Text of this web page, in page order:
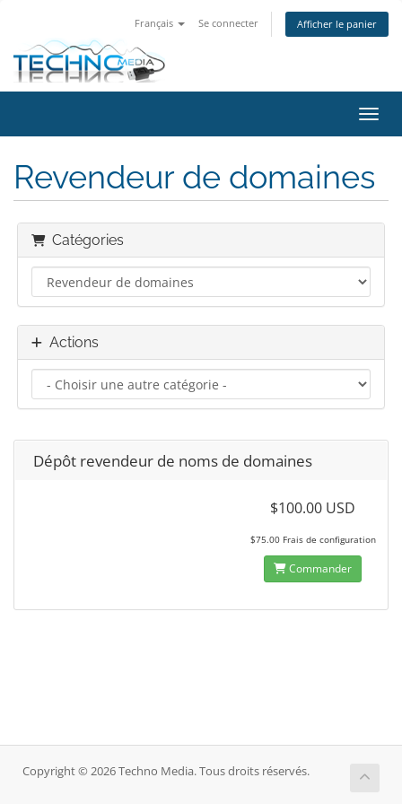
Français Se connecter Afficher le panier
Revendeur de domaines
Catégories
Actions
Dépôt revendeur de noms de domaines
$100.00 USD
$75.00 Frais de configuration
Commander
Copyright © 2026 Techno Media. Tous droits réservés.